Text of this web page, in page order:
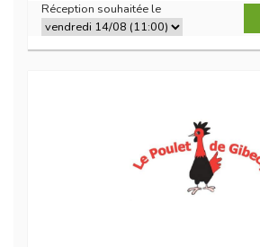
Réception souhaitée le